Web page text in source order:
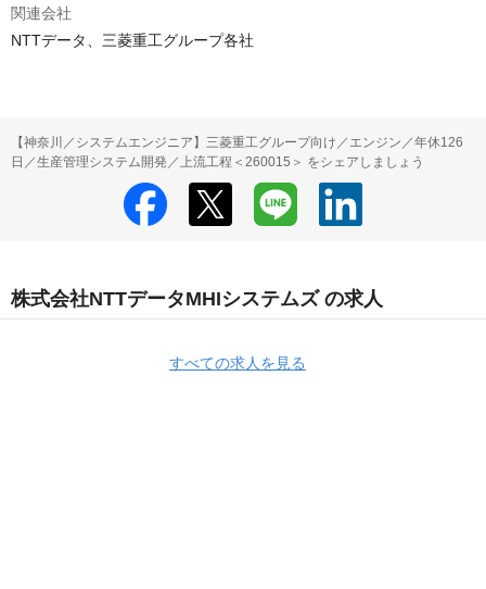
関連会社
NTTデータ、三菱重工グループ各社
【神奈川／システムエンジニア】三菱重工グループ向け／エンジン／年休126
日／生産管理システム開発／上流工程＜260015＞ をシェアしましょう
株式会社NTTデータMHIシステムズ の求人
すべての求人を見る